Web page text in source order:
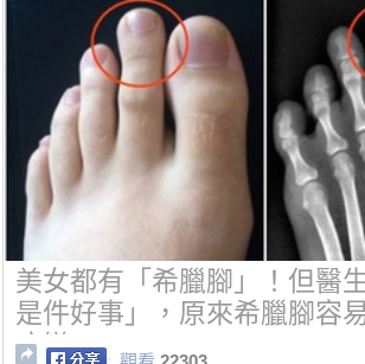
美女都有「希臘腳」！但醫
是件好事」，原來希臘腳容
病變...